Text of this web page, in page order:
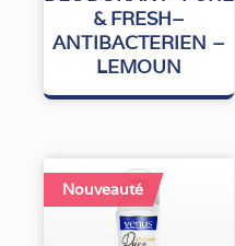
0
& FRESH–
ANTIBACTERIEN –
LEMOUN
Nouveauté